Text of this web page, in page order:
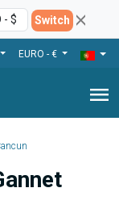
Switch
EURO - €
menu